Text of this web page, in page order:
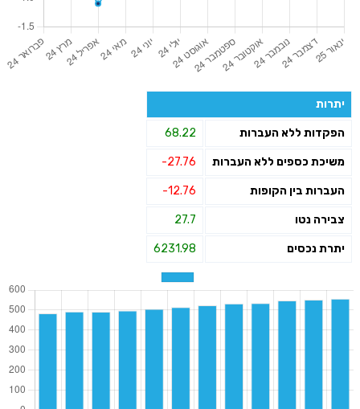
יתרות
הפקדות ללא העברות 68.22
משיכת כספים ללא העברות -27.76
העברות בין הקופות -12.76
צבירה נטו 27.7
יתרת נכסים 6231.98